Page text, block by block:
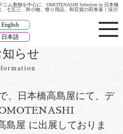
ム着物を中心に、OMOTENASHI Selection in 日本橋
七五三、和小物、祭り用品、和百貨の田巻屋｜深川
English
日本語
知らせ
日本橋高島屋にて、デ
OMOTENASHI
屋 に出展しておりま